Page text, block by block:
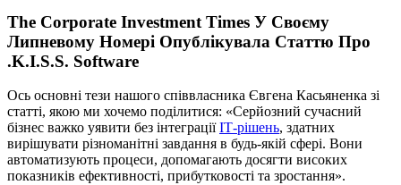
The Corporate Investment Times У Своєму
Липневому Номері Опублікувала Статтю Про
.K.I.S.S. Software
Ось основні тези нашого співвласника Євгена Касьяненка зі
статті, якою ми хочемо поділитися: «Серйозний сучасний
бізнес важко уявити без інтеграціїІТ-рішень, здатних
вирішувати різноманітні завдання в будь-якій сфері. Вони
автоматизують процеси, допомагають досягти високих
показників ефективності, прибутковості та зростання».